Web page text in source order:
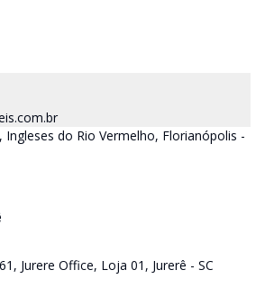
Ingleses do Rio Vermelho, Florianópolis -
Jurere Office, Loja 01, Jurerê - SC